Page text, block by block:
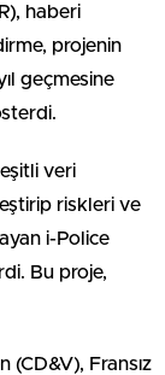
haberi
projenin
geçmesine
veri
riskleri ve
i-Police
Bu proje,
(CD&V), Fransız